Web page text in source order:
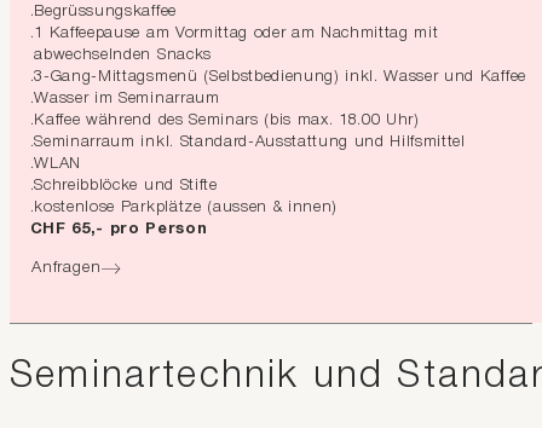
Begrüssungskaffee
1 Kaffeepause am Vormittag oder am Nachmittag mit
abwechselnden Snacks
3-Gang-Mittagsmenü (Selbstbedienung) inkl. Wasser und Kaffee
Wasser im Seminarraum
Kaffee während des Seminars (bis max. 18.00 Uhr)
Seminarraum inkl. Standard-Ausstattung und Hilfsmittel
WLAN
Schreibblöcke und Stifte
kostenlose Parkplätze (aussen & innen)
CHF 65,- pro Person
Anfragen
Seminartechnik und